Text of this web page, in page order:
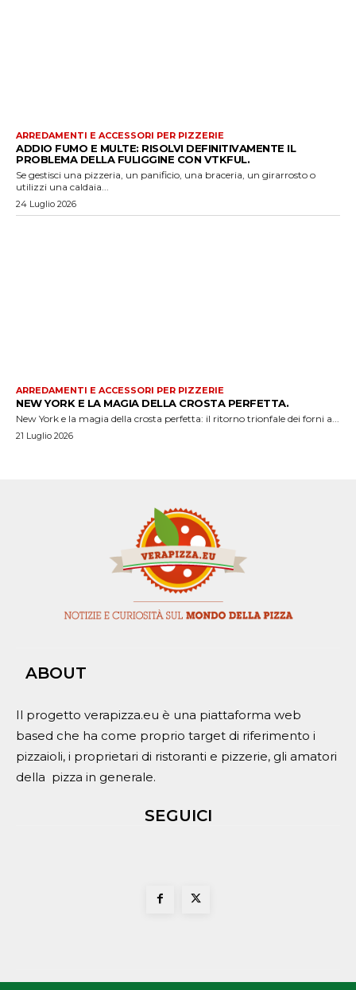
ARREDAMENTI E ACCESSORI PER PIZZERIE
ADDIO FUMO E MULTE: RISOLVI DEFINITIVAMENTE IL
PROBLEMA DELLA FULIGGINE CON VTKFUL.
Se gestisci una pizzeria, un panificio, una braceria, un girarrosto o
utilizzi una caldaia...
24 Luglio 2026
ARREDAMENTI E ACCESSORI PER PIZZERIE
NEW YORK E LA MAGIA DELLA CROSTA PERFETTA.
New York e la magia della crosta perfetta: il ritorno trionfale dei forni a...
21 Luglio 2026
ABOUT
Il progetto verapizza.eu è una piattaforma web
based che ha come proprio target di riferimento i
pizzaioli, i proprietari di ristoranti e pizzerie, gli amatori
della pizza in generale.
SEGUICI